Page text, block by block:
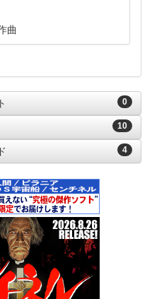
曲
0
10
4